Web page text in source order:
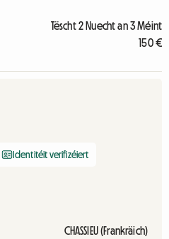
Tëscht 2 Nuecht an 3 Méint
150 €
Identitéit verifizéiert
CHASSIEU (Frankräich)